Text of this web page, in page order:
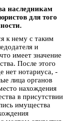
наследникам
длятого
к нему с таким
и
имеет значение
После этого
нет нотариуса, -
лица органов
нахождения
в присутствии
имущества